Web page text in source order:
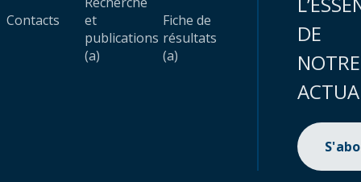
Contacts
et
publications
(a)
Fiche de
résultats
(a)
DE
NOTRE